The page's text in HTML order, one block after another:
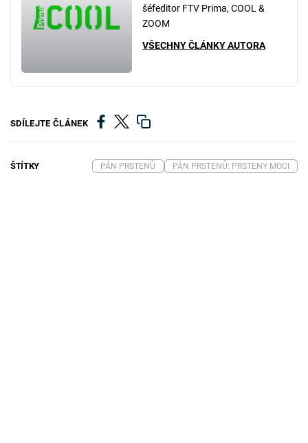
šéfeditor FTV Prima, COOL &
ZOOM
VŠECHNY ČLÁNKY AUTORA
SDÍLEJTE ČLÁNEK
ŠTÍTKY PÁN PRSTENŮ PÁN PRSTENŮ: PRSTENY MOCI